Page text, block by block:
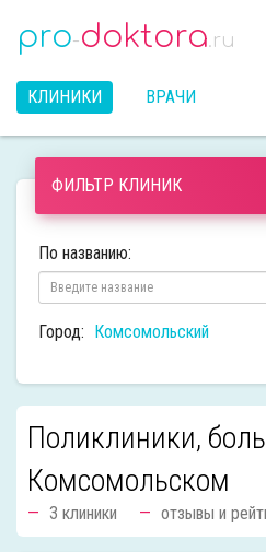
pro-doktora.ru
КЛИНИКИ ВРАЧИ
ФИЛЬТР КЛИНИК
По названию:
Город: Комсомольский
Поликлиники,
Комсомольском
3 клиники отзывы и